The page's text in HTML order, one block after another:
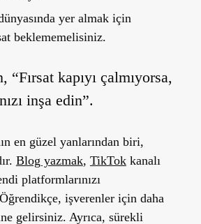
yer almak için
beklememelisiniz.
“Fırsat kapıyı çalmıyorsa,
inşa edin”.
en güzel yanlarından biri,
Blog yazmak, TikTokkanalı
platformlarınızı
işverenler için daha
gelirsiniz. Ayrıca, sürekli